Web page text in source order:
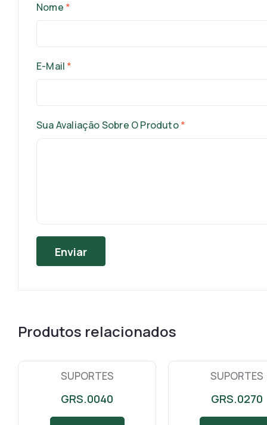
Sua Avaliação Sobre O Produto*
Nome *
E-Mail *
Produtos relacionados
SUPORTES
GRS.0040
SUPORTES
GRS.0270